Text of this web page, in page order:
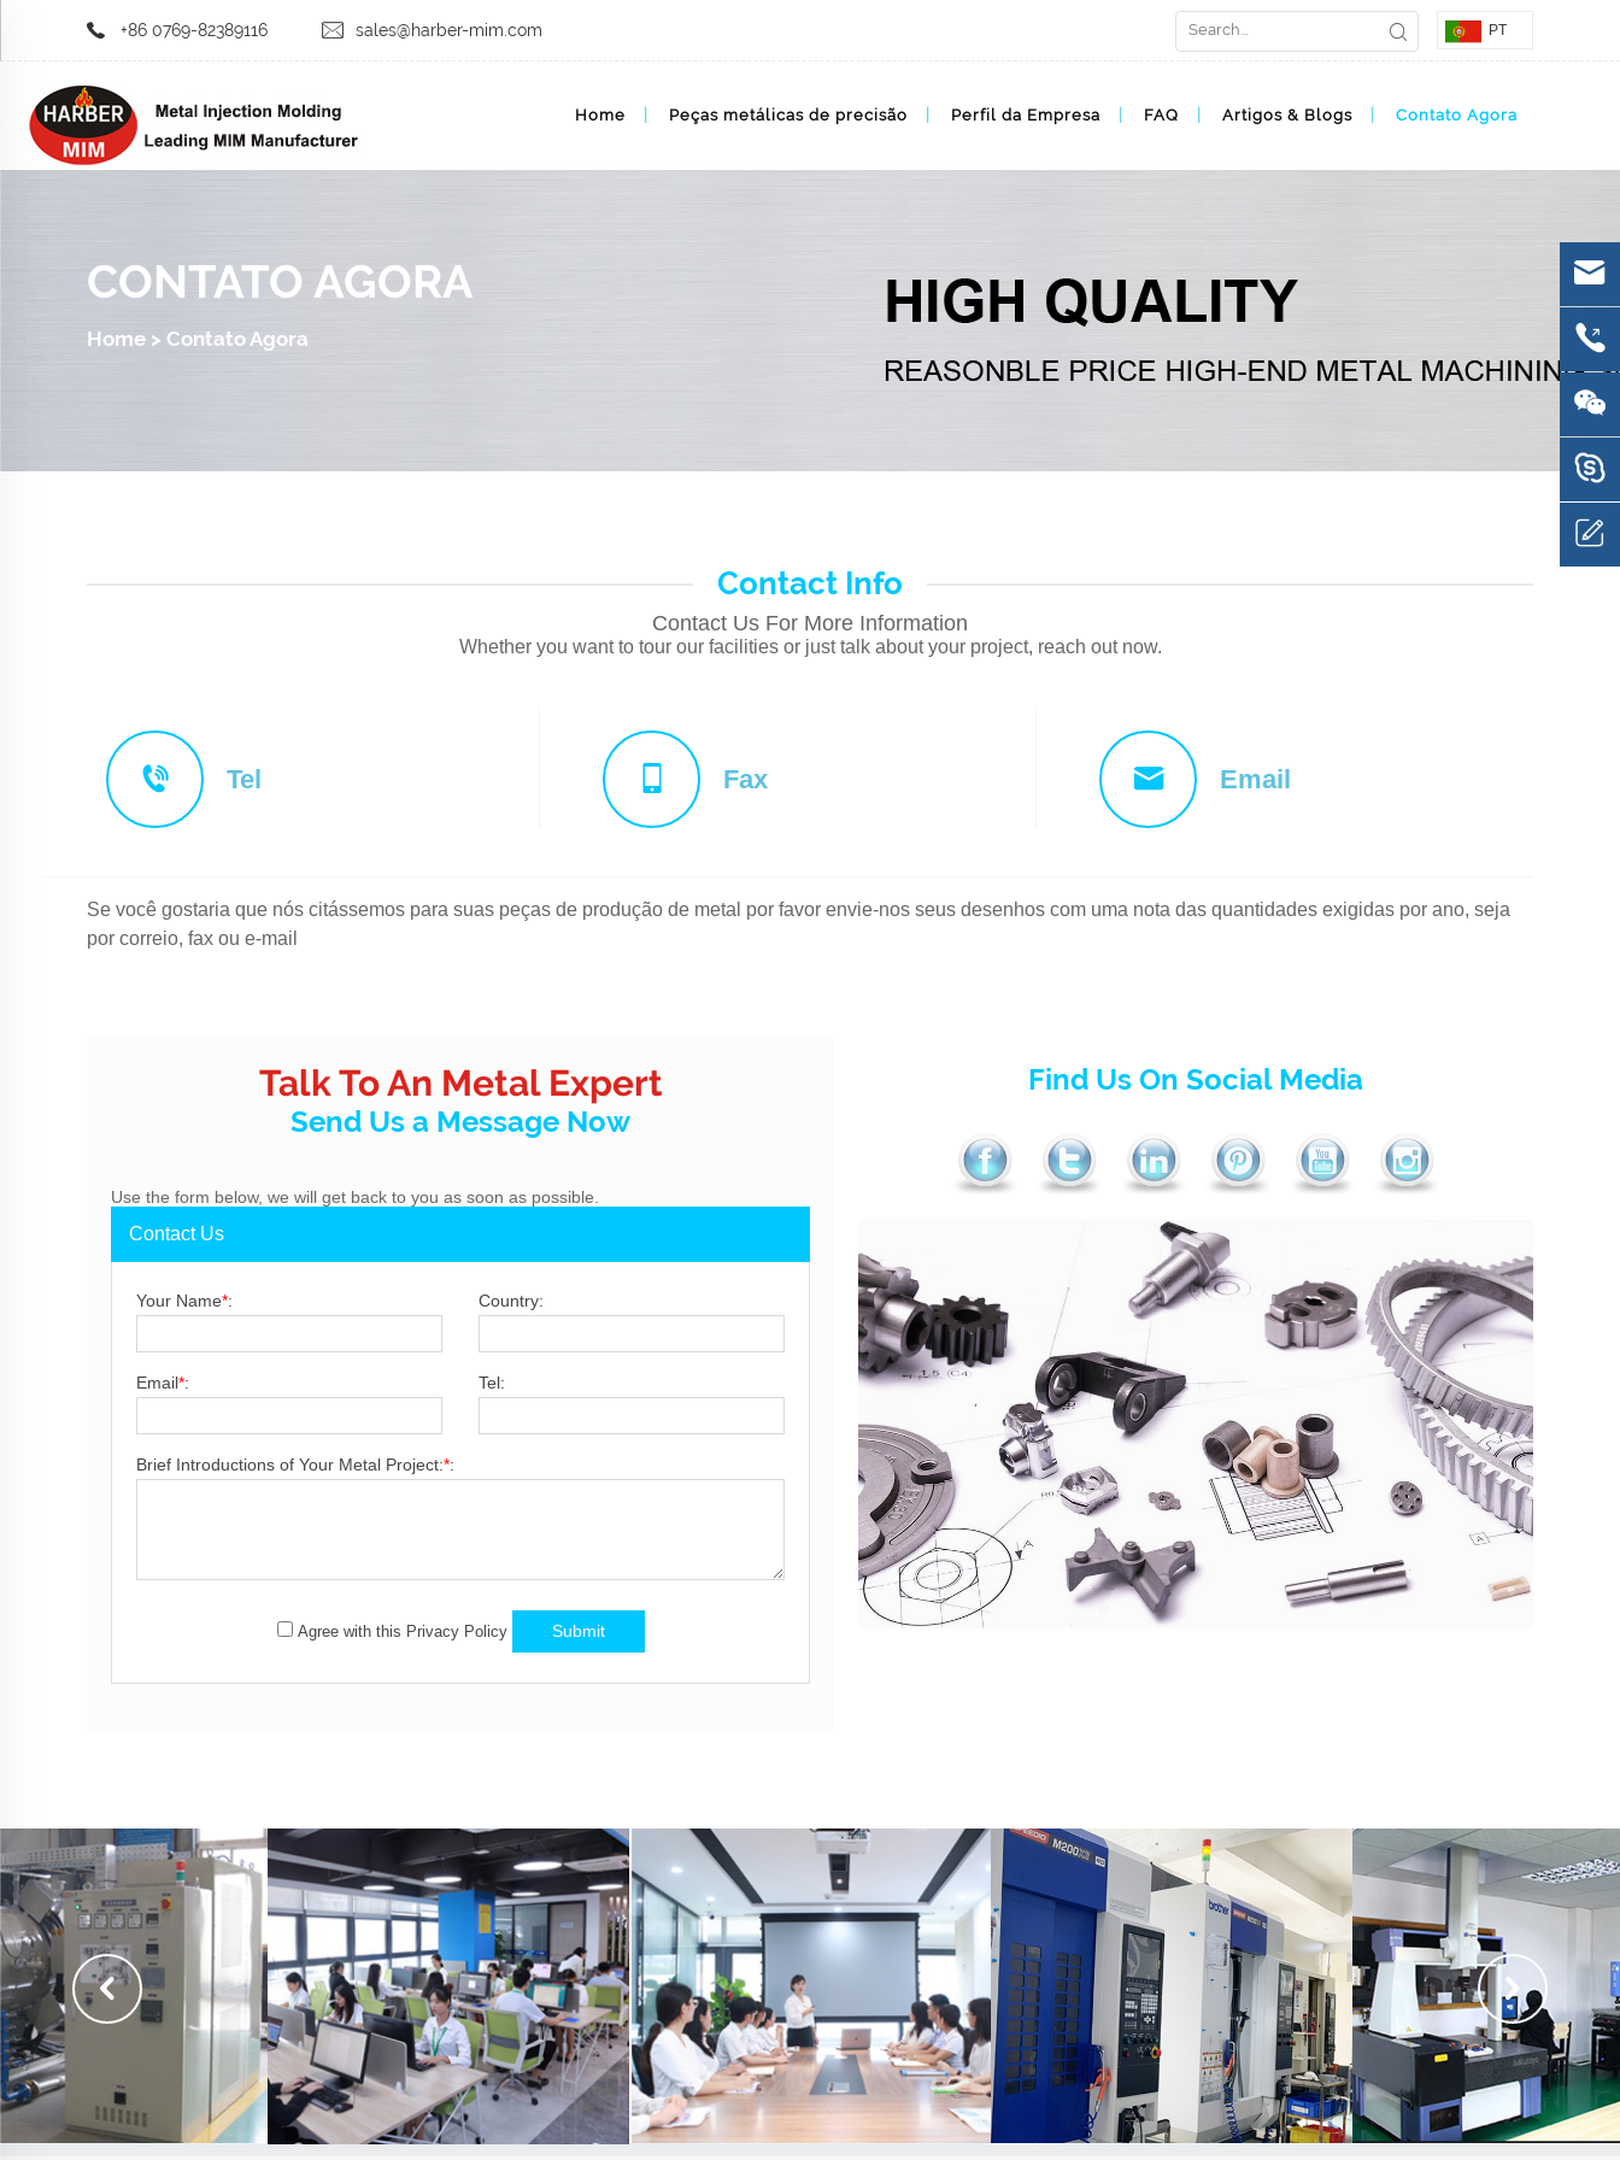
+86 0769-82389116 sales@harber-mim.com PT
Home Peças metálicas de precisão Perfil da Empresa FAQ Artigos & Blogs Contato Agora
CONTATO AGORA
Home > Contato Agora
Contact Info
Contact Us For More Information
Whether you want to tour our facilities or just talk about your project, reach out now.
Tel Fax Email
Se você gostaria que nós citássemos para suas peças de produção de metal por favor envie-nos seus desenhos com uma nota das quantidades exigidas por ano, seja
por correio, fax ou e-mail
Talk To An Metal Expert
Send Us a Message Now
Use the form below, we will get back to you as soon as possible.
Contact Us
Your Name*: Country:
Email*: Tel:
Brief Introductions of Your Metal Project:*:
Agree with this Privacy Policy Submit
Find Us On Social Media